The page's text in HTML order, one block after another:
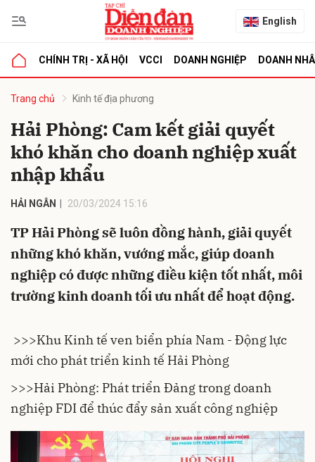
English
CHÍNH TRỊ - XÃ HỘI VCCI DOANH NGHIỆP DOANH
Trang chủ Kinh tế địa phương
Hải Phòng: Cam kết giải quyết
khó khăn cho doanh nghiệp xuất
nhập khẩu
HẢI NGÂN 20/03/2024 15:16
TP Hải Phòng sẽ luôn đồng hành, giải quyết
những khó khăn, vướng mắc, giúp doanh
nghiệp có được những điều kiện tốt nhất, môi
trường kinh doanh tối ưu nhất để hoạt động.
>>>Khu Kinh tế ven biển phía Nam - Động lực
mới cho phát triển kinh tế Hải Phòng
>>>Hải Phòng: Phát triển Đảng trong doanh
nghiệp FDI để thúc đẩy sản xuất công nghiệp
luận
Hủy